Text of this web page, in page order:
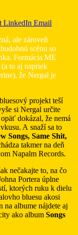
LinkedIn Email
ale zároveň
scénu so
Formácia ME
to aj napriek
že Nergal je
projekt teší
si Nergal určite
dokázal, že nemá
A snaží sa to
Songs, Same Shit,
takmer na deň
Napalm Records.
nečakajte to, na čo
Portera úplne
ktorých ruku k dielu
bluesu akosi
na albume nájdete aj
ako album Songs